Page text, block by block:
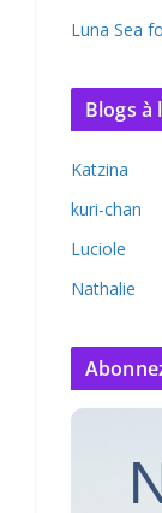
Luna Sea
Blogs à
Katzina
kuri-chan
Luciole
Nathalie